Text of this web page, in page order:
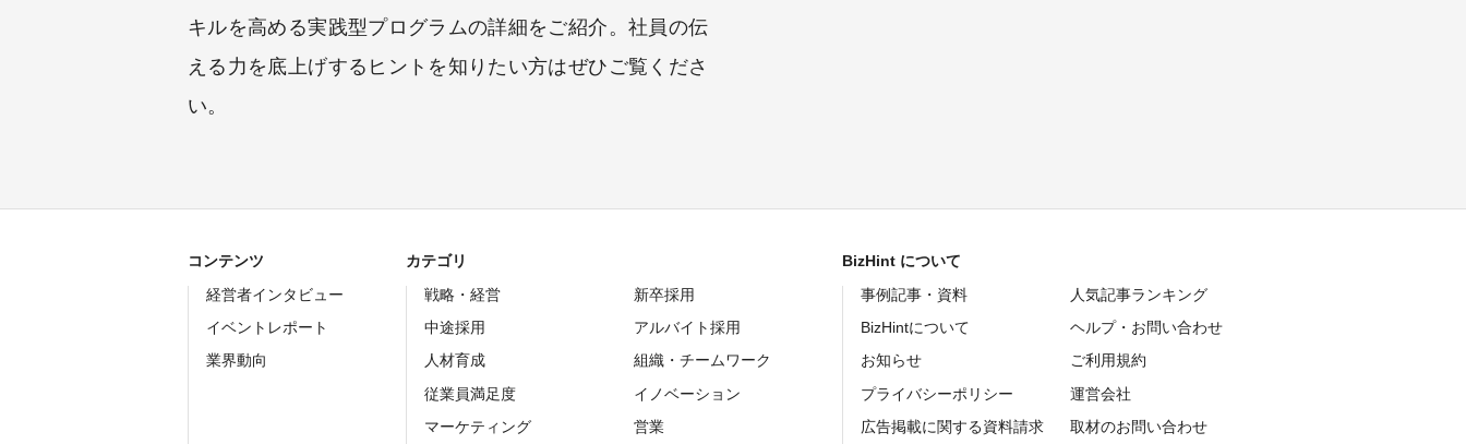
キルを高める実践型プログラムの詳細をご紹介。社員の伝
える力を底上げするヒントを知りたい方はぜひご覧くださ
い。
コンテンツ
経営者インタビュー
イベントレポート
業界動向
カテゴリ
戦略・経営
新卒採用
中途採用
アルバイト採用
人材育成
組織・チームワーク
従業員満足度
イノベーション
マーケティング
営業
BizHint について
事例記事・資料
人気記事ランキング
BizHintについて
ヘルプ・お問い合わせ
お知らせ
ご利用規約
プライバシーポリシー
運営会社
広告掲載に関する資料請求
取材のお問い合わせ